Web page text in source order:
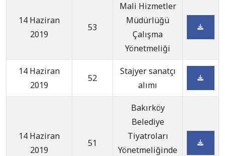
14 Haziran
2019
53
Mali Hizmetler
Müdürlüğü
Çalışma
Yönetmeliği
14 Haziran
2019
52
Stajyer sanatçı
alımı
14 Haziran
2019
51
Bakırköy
Belediye
Tiyatroları
Yönetmeliğinde